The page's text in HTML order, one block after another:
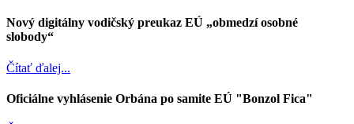
Nový digitálny vodičský preukaz EÚ „obmedzí osobné
slobody“
Čítať ďalej...
Oficiálne vyhlásenie Orbána po samite EÚ "Bonzol Fica"